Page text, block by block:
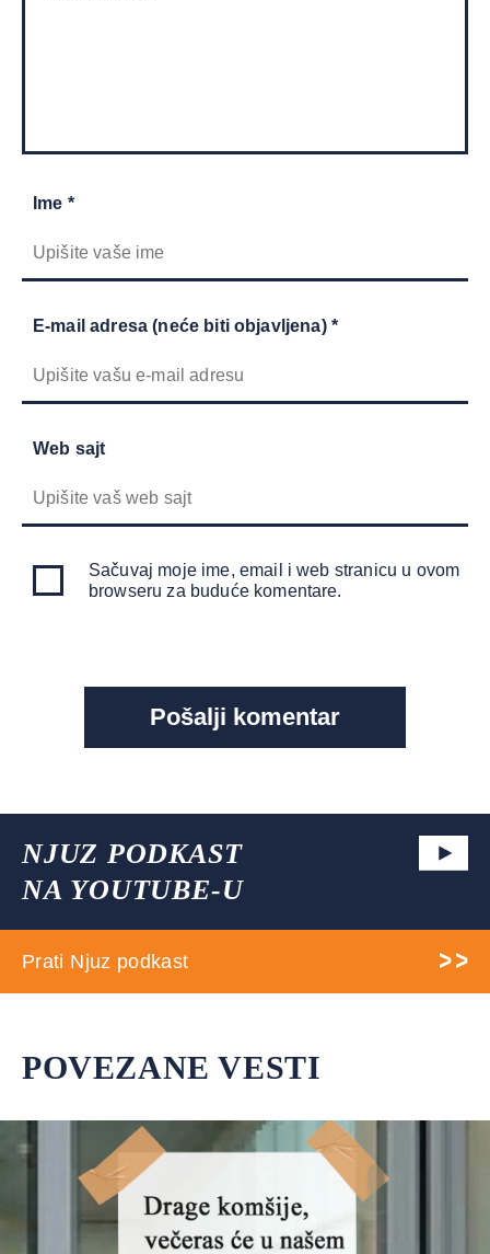
Ime *
E-mail adresa (neće biti objavljena) *
Web sajt
Sačuvaj moje ime, email i web stranicu u ovom
browseru za buduće komentare.
NJUZ PODKAST
NA YOUTUBE-U
Prati Njuz podkast
POVEZANE VESTI